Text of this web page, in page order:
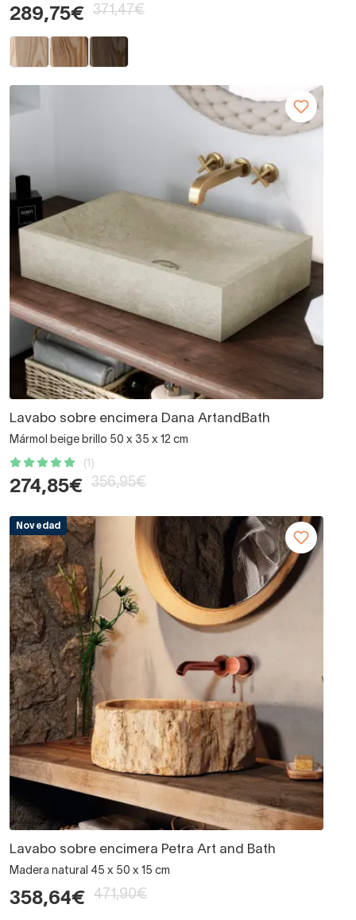
289,75€ 371,47€
Lavabo sobre encimera Dana ArtandBath
Mármol beige brillo 50 x 35 x 12 cm
(1)
274,85€ 356,95€
Novedad
Lavabo sobre encimera Petra Art and Bath
Madera natural 45 x 50 x 15 cm
358,64€ 471,90€